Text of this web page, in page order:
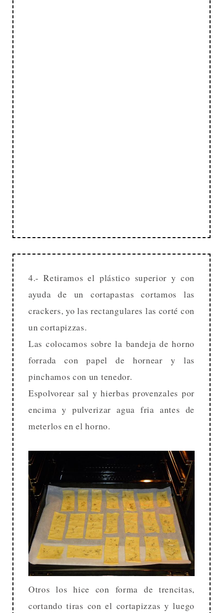
4.- Retiramos el plástico superior y con
ayuda de un cortapastas cortamos las
crackers, yo las rectangulares las corté con
un cortapizzas.
Las colocamos sobre la bandeja de horno
forrada con papel de hornear y las
pinchamos con un tenedor.
Espolvorear sal y hierbas provenzales por
encima y pulverizar agua fria antes de
meterlos en el horno.
Otros los hice con forma de trencitas,
cortando tiras con el cortapizzas y luego